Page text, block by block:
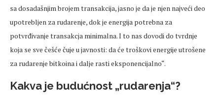
sa dosadašnjim brojem transakcija, jasno je da je njen najveći deo
upotrebljen za rudarenje, dok je energija potrebna za
potvrđivanje transakcja minimalna. I to nas dovodi do tvrdnje
koja se sve češće čuje u javnosti: da će troškovi energije utrošene
za rudarenje bitkoina i dalje rasti eksponencijalno“.
Kakva je budućnost „rudarenja“?